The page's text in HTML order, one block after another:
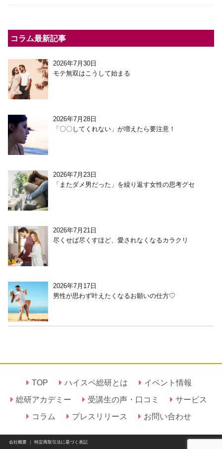
コラム最新記事
2026年7月30日
モテ無双はこうして始まる
2026年7月28日
「〇〇してくれない」が増えたら要注意！
2026年7月23日
「またダメ男だった」を繰り返す女性の思考グセ
2026年7月21日
尽くせば尽くすほど、愛されなくなるカラクリ
2026年7月17日
男性が思わず叶えたくなるお願いの仕方♡
TOP ハイスペ総研とは
イベント情報
総研アカデミー
受講生の声・口コミ
サービス
コラム
プレスリリース お問い合わせ
会社概要｜ 特定商取引法に基づく表記